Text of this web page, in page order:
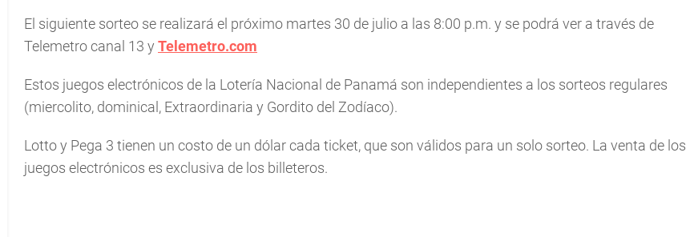
El siguiente sorteo se realizará el próximo martes 30 de julio a las 8:00 p.m. y se podrá ver a través de
Telemetro canal 13 y Telemetro.com
Estos juegos electrónicos de la Lotería Nacional de Panamá son independientes a los sorteos regulares
(miercolito, dominical, Extraordinaria y Gordito del Zodíaco).
Lotto y Pega 3 tienen un costo de un dólar cada ticket, que son válidos para un solo sorteo. La venta de los
juegos electrónicos es exclusiva de los billeteros.